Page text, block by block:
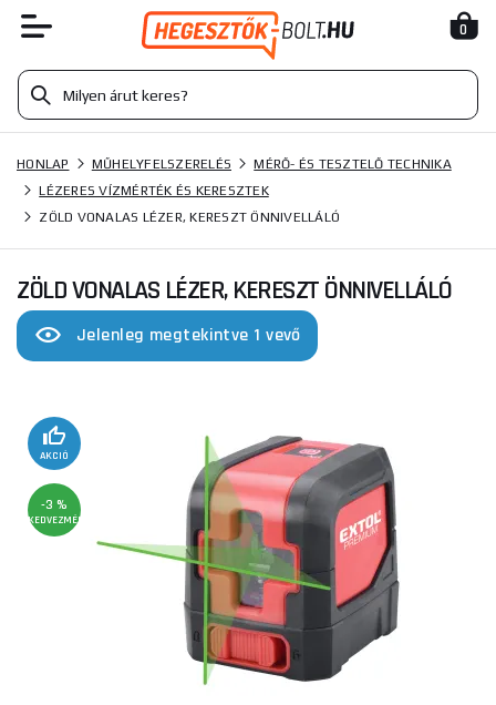
0
HONLAP MŰHELYFELSZERELÉS
MÉRŐ- ÉS TESZTELŐ TECHNIKA
LÉZERES VÍZMÉRTÉK ÉS KERESZTEK
ZÖLD VONALAS LÉZER, KERESZT ÖNNIVELLÁLÓ
ZÖLD VONALAS LÉZER, KERESZT ÖNNIVELLÁLÓ
Jelenleg megtekintve 1 vevő
AKCIÓ
-3 %
KEDVEZMÉNY